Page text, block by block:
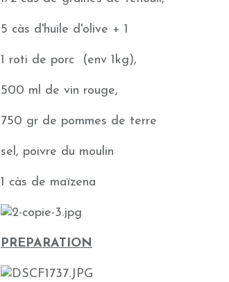
5 càs d'huile d'olive + 1
1 roti de porc (env 1kg),
500 ml de vin rouge,
750 gr de pommes de terre
sel, poivre du moulin
1 càs de maïzena
PREPARATION